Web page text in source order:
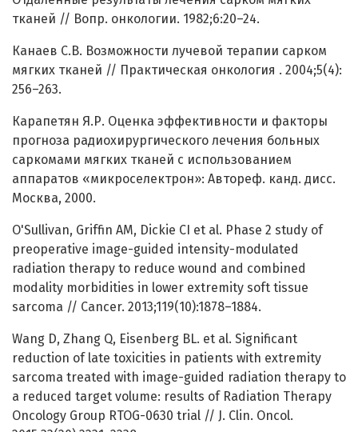
тканей // Вопр. онкологии. 1982;6:20–24.
Канаев С.В. Возможности лучевой терапии сарком
мягких тканей // Практическая онкология . 2004;5(4):
256–263.
Карапетян Я.Р. Оценка эффективности и факторы
прогноза радиохирургического лечения больных
саркомами мягких тканей с использованием
аппаратов «микроселектрон»: Автореф. канд. дисс.
Москва, 2000.
O'Sullivan, Griffin AM, Dickie CI et al. Phase 2 study of
preoperative image-guided intensity-modulated
radiation therapy to reduce wound and combined
modality morbidities in lower extremity soft tissue
sarcoma // Cancer. 2013;119(10):1878–1884.
Wang D, Zhang Q, Eisenberg BL. et al. Significant
reduction of late toxicities in patients with extremity
sarcoma treated with image-guided radiation therapy to
a reduced target volume: results of Radiation Therapy
Oncology Group RTOG-0630 trial // J. Clin. Oncol.